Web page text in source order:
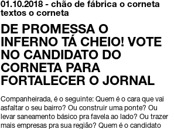
01.10.2018 -chão de fábrica o corneta
textos o corneta
DE PROMESSA O
INFERNO TÁ CHEIO! VOTE
NO CANDIDATO DO
CORNETA PARA
FORTALECER O JORNAL
Companheirada, é o seguinte: Quem é o cara que vai
asfaltar o seu bairro? Ou construir uma ponte? Ou
levar saneamento básico pra favela ao lado? Ou trazer
mais empresas pra sua região? Quem é o candidato